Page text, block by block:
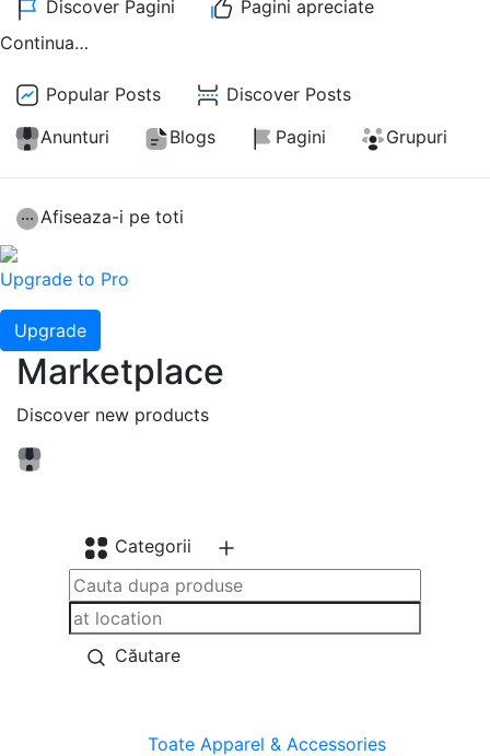
Discover Pagini
Pagini apreciate
Continua…
Popular Posts
Discover Posts
Anunturi
Blogs Pagini Grupuri
Afiseaza-i pe toti
Upgrade to Pro
Upgrade
Marketplace
Discover new products
Categorii
Căutare
Toate Apparel & Accessories